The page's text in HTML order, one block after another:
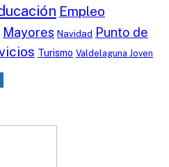
Empleo
Mayores Navidad Punto de
Turismo Valdelaguna Joven